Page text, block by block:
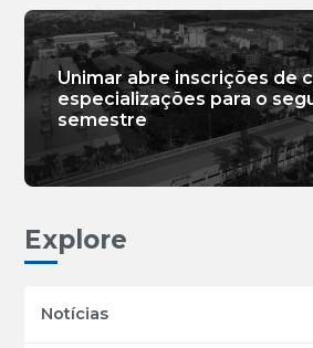
Unimar abre inscrições de
especializações para o
semestre
Explore
Notícias